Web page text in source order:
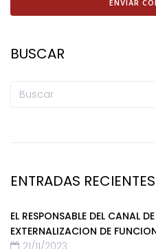
BUSCAR
ENTRADAS RECIENTES
EL RESPONSABLE DEL CANAL
EXTERNALIZACION DE
21/11/2023